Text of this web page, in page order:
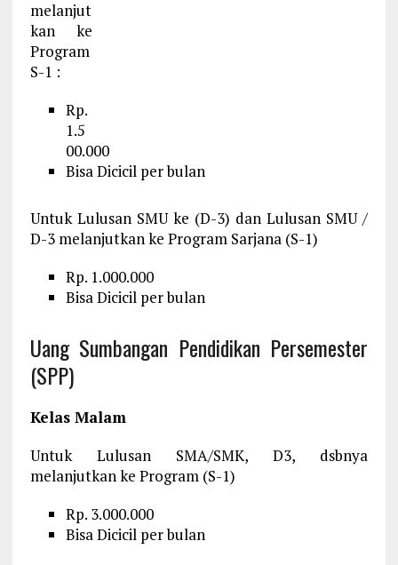
melanjut
kan ke
Program
S-1 :
Rp.
1.5
00.000
Bisa Dicicil per bulan
Untuk Lulusan SMU ke (D-3) dan Lulusan SMU /
D-3 melanjutkan ke Program Sarjana (S-1)
Rp. 1.000.000
Bisa Dicicil per bulan
Uang Sumbangan Pendidikan Persemester
(SPP)
Kelas Malam
Untuk Lulusan SMA/SMK, D3, dsbnya
melanjutkan ke Program (S-1)
Rp. 3.000.000
Bisa Dicicil per bulan